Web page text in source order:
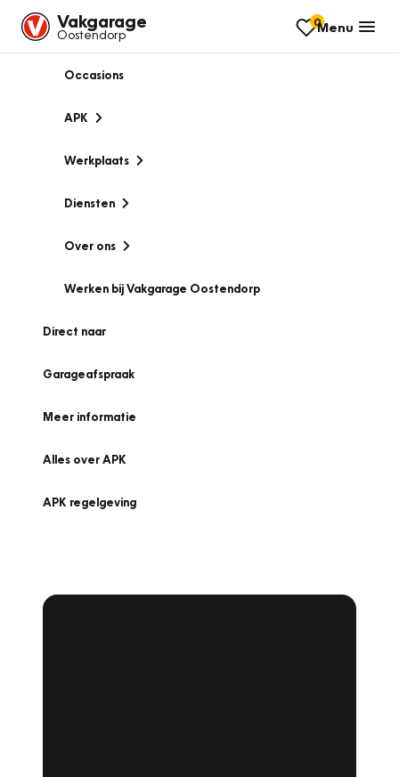
Vakgarage
Oostendorp
0Menu
Occasions
APK
Werkplaats
Diensten
Over ons
Werken bij Vakgarage Oostendorp
Direct naar
Garageafspraak
Meer informatie
Alles over APK
APK regelgeving